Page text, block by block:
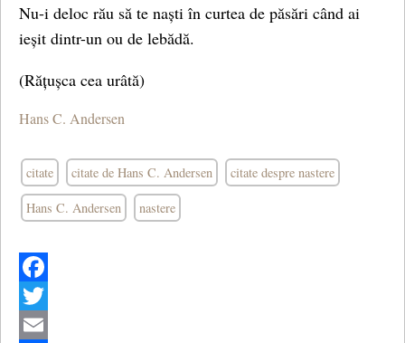
Nu-i deloc rău să te naști în curtea de păsări când ai
ieșit dintr-un ou de lebădă.
(Rățușca cea urâtă)
Hans C. Andersen
citate citate de Hans C. Andersen citate despre nastere
Hans C. Andersen nastere
Facebook
Twitter